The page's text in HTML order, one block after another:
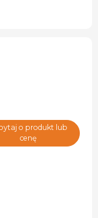
o produkt lub
cenę